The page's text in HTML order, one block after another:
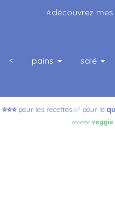
⭐️découvrez mes
< pains salé
⭐️⭐️⭐️pour les recettes ✅ pour le
recette veggie